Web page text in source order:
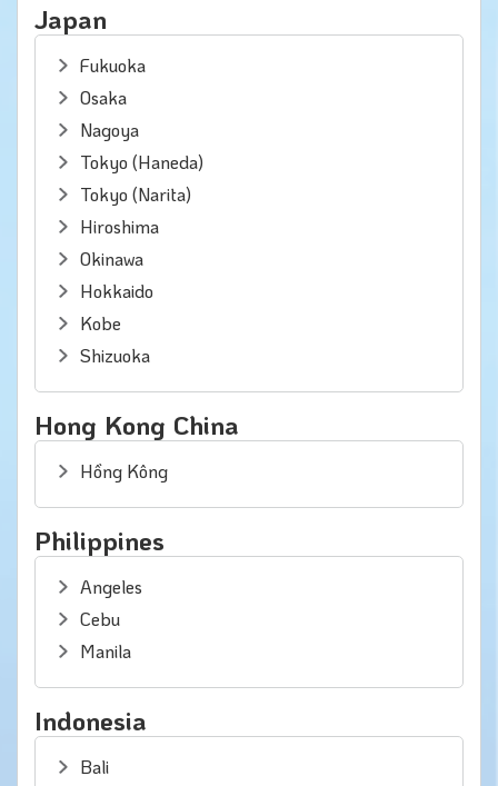
Japan
Fukuoka
Osaka
Nagoya
Tokyo (Haneda)
Tokyo (Narita)
Hiroshima
Okinawa
Hokkaido
Kobe
Shizuoka
Hong Kong China
Hồng Kông
Philippines
Angeles
Cebu
Manila
Indonesia
Bali